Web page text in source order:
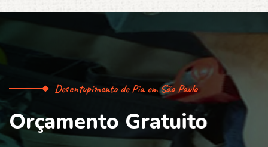
Desentupimento de Pia em São Paulo
Orçamento Gratuito